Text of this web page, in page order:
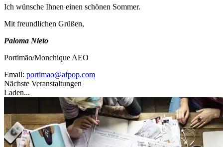
Ich wünsche Ihnen einen schönen Sommer.
Mit freundlichen Grüßen,
Paloma Nieto
Portimão/Monchique AEO
Email: portimao@afpop.com
Nächste Veranstaltungen
Laden...